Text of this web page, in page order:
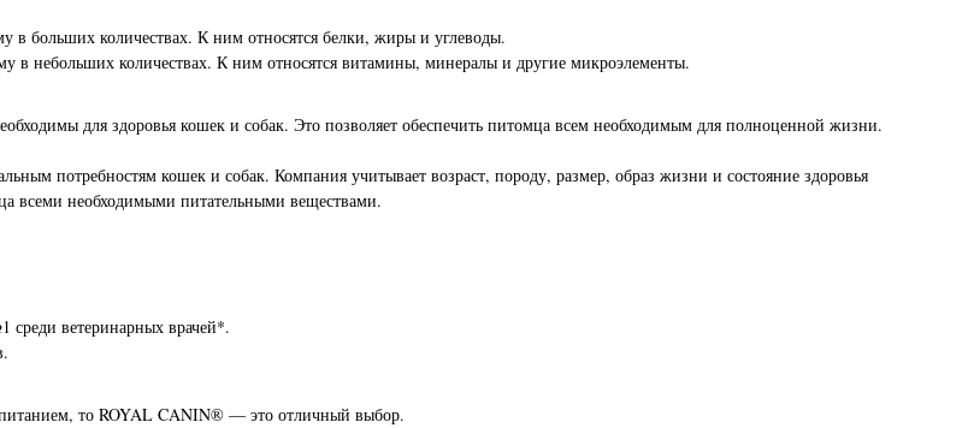
больших количествах. К ним относятся белки, жиры и углеводы.
небольших количествах. К ним относятся витамины, минералы и другие микроэлементы.
для здоровья кошек и собак. Это позволяет обеспечить питомца всем необходимым для полноценной жизни.
потребностям кошек и собак. Компания учитывает возраст, породу, размер, образ жизни и состояние здоровья
всеми необходимыми питательными веществами.
ветеринарных врачей*.
то ROYAL CANIN® — это отличный выбор.